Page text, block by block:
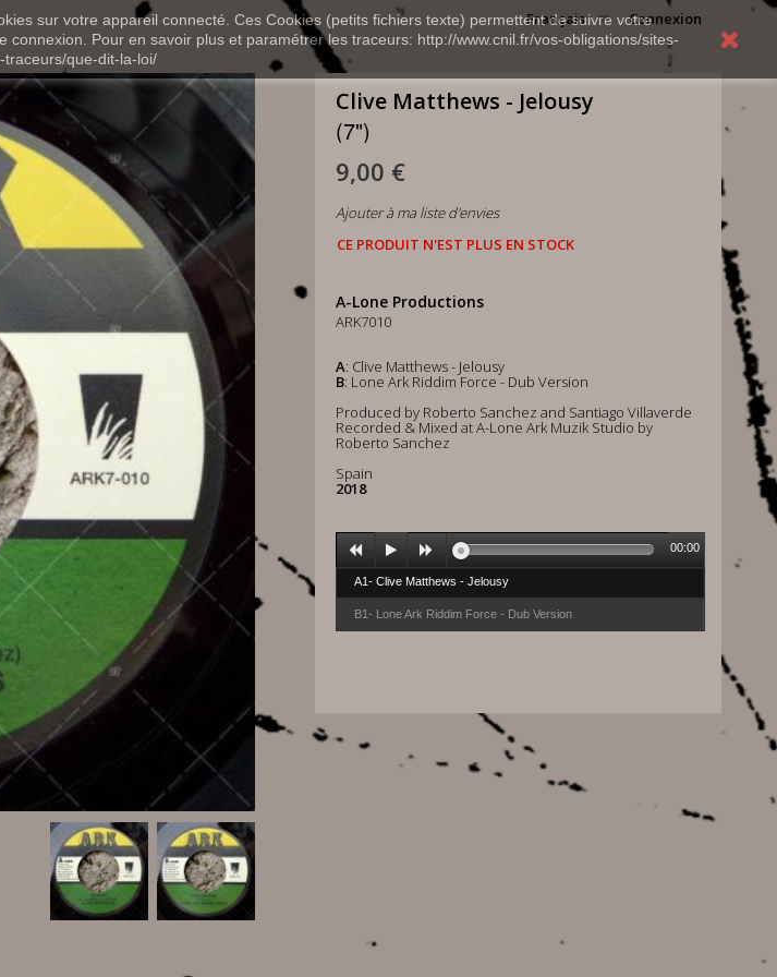
sur votre appareil connecté. Ces Cookies (petits fichiers texte) permettent de suivre votre
Pour en savoir plus et paramétrer les traceurs: http://www.cnil.fr/vos-obligations/sites-
que-dit-la-loi/
Connexion
Français
Clive Matthews - Jelousy
(7")
9,00 €
Ajouter à ma liste d'envies
CE PRODUIT N'EST PLUS EN STOCK
A-Lone Productions
ARK7010
A: Clive Matthews - Jelousy
B: Lone Ark Riddim Force - Dub Version
Produced by Roberto Sanchez and Santiago Villaverde
Recorded & Mixed at A-Lone Ark Muzik Studio by
Roberto Sanchez
Spain
2018
A1- Clive Matthews - Jelousy
B1- Lone Ark Riddim Force - Dub Version
00:00